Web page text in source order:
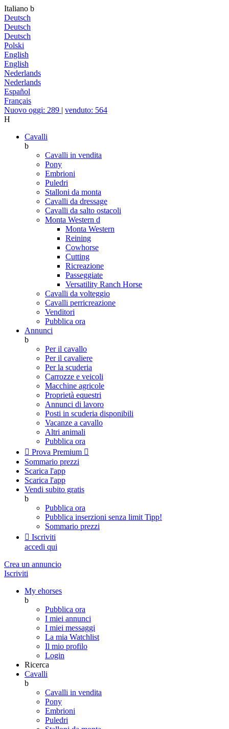
Italiano b
Deutsch
Deutsch
Deutsch
Polski
English
English
Nederlands
Nederlands
Español
Français
Nuovo oggi: 289 | venduto: 564
H
Cavalli
b
Cavalli in vendita
Pony
Embrioni
Puledri
Stalloni da monta
Cavalli da dressage
Cavalli da salto ostacoli
Monta Western d
Monta Western
Reining
Cowhorse
Cutting
Ricreazione
Passeggiate
Versatility Ranch Horse
Cavalli da volteggio
Cavalli perricreazione
Venditori
Pubblica ora
Annunci
b
Per il cavallo
Per il cavaliere
Per la scuderia
Carrozze e veicoli
Macchine agricole
Proprietà equestri
Annunci di lavoro
Posti in scuderia disponibili
Vacanze a cavallo
Altri animali
Pubblica ora
 Prova Premium 
Sommario prezzi
Scarica l'app
Scarica l'app
Vendi subito gratis
b
Pubblica ora
Pubblica inserzioni senza limit Tipp!
Sommario prezzi
 Iscriviti
accedi qui
Crea un annuncio
Iscriviti
My ehorses
b
Pubblica ora
I miei annunci
I miei messaggi
La mia Watchlist
Il mio profilo
Login
Ricerca
Cavalli
b
Cavalli in vendita
Pony
Embrioni
Puledri